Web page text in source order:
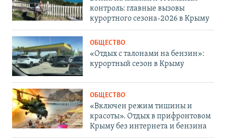
контроль: главные вызовы
курортного сезона-2026 в Крыму
ОБЩЕСТВО
«Отдых с талонами на бензин»:
курортный сезон в Крыму
ОБЩЕСТВО
«Включен режим тишины и
красоты». Отдых в прифронтовом
Крыму без интернета и бензина